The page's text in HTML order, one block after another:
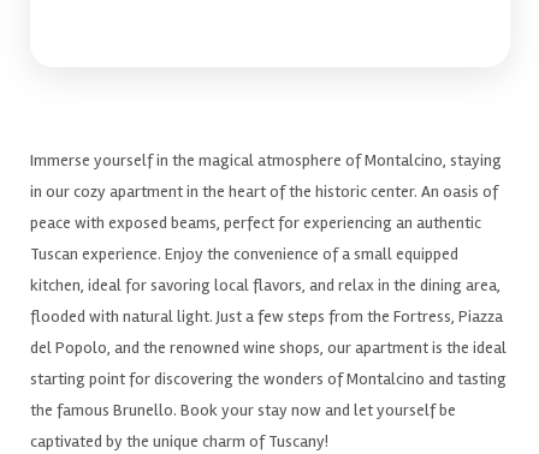
Immerse yourself in the magical atmosphere of Montalcino, staying
in our cozy apartment in the heart of the historic center. An oasis of
peace with exposed beams, perfect for experiencing an authentic
Tuscan experience. Enjoy the convenience of a small equipped
kitchen, ideal for savoring local flavors, and relax in the dining area,
flooded with natural light. Just a few steps from the Fortress, Piazza
del Popolo, and the renowned wine shops, our apartment is the ideal
starting point for discovering the wonders of Montalcino and tasting
the famous Brunello. Book your stay now and let yourself be
captivated by the unique charm of Tuscany!